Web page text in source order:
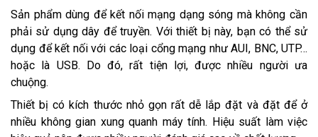
Sản phẩm dùng để kết nối mạng dạng sóng mà không cần
phải sử dụng dây để truyền. Với thiết bị này, bạn có thể sử
dụng để kết nối với các loại cổng mạng như AUI, BNC, UTP…
hoặc là USB. Do đó, rất tiện lợi, được nhiều người ưa
chuộng.
Thiết bị có kích thước nhỏ gọn rất dễ lắp đặt và đặt để ở
nhiều không gian xung quanh máy tính. Hiệu suất làm việc